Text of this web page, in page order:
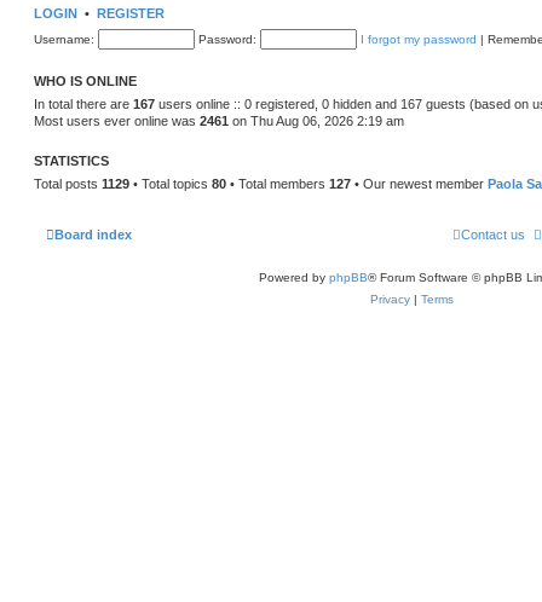
LOGIN • REGISTER
Username: Password: I forgot my password |
WHO IS ONLINE
In total there are 167 users online :: 0 registered, 0 hidden and 167 guests (based on
Most users ever online was 2461 on Thu Aug 06, 2026 2:19 am
STATISTICS
Total posts 1129 • Total topics 80 • Total members 127 • Our newest member Paola
Board index Contact us
Powered by phpBB® Forum Software © phpBB
Privacy | Terms